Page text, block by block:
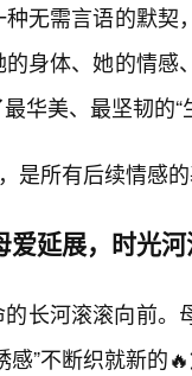
无需言语的默
身体、她的情
华美、最坚韧的“
是所有后续情感
爱延展，时光
长河滚滚向前
感”不断织就新的